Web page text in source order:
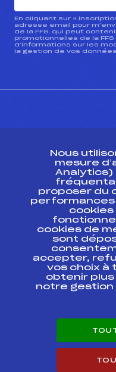
En cliquant sur «
adresse email pour
de la FFS, qui peut
promotionnelles de la
d’informations sur les
la gestion de vos
ESPACE PRESSE
Ressources
Pass’Neige
Projet sportif
Projet de
Antidopage
Pôle
Scientifique
Listes
Pôle vie de
Carrières
Nous
mesure
Analytics)
proposer du
performances
cookies de
sont
accepter,
vos choix à
obtenir
notre gestion